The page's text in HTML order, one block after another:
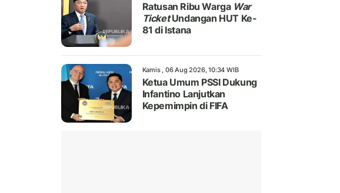
Ratusan Ribu Warga War
TicketUndangan HUT Ke-
81 di Istana
Kamis , 06 Aug 2026, 10:34 WIB
Ketua Umum PSSI Dukung
Infantino Lanjutkan
Kepemimpin di FIFA